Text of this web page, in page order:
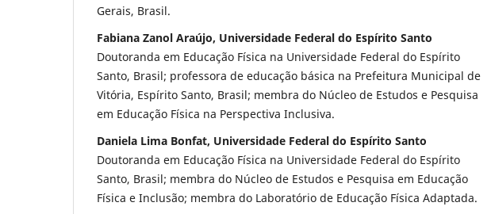
Gerais, Brasil.
Fabiana Zanol Araújo, Universidade Federal do Espírito Santo
Doutoranda em Educação Física na Universidade Federal do Espírito
Santo, Brasil; professora de educação básica na Prefeitura Municipal de
Vitória, Espírito Santo, Brasil; membra do Núcleo de Estudos e Pesquisa
em Educação Física na Perspectiva Inclusiva.
Daniela Lima Bonfat, Universidade Federal do Espírito Santo
Doutoranda em Educação Física na Universidade Federal do Espírito
Santo, Brasil; membra do Núcleo de Estudos e Pesquisa em Educação
Física e Inclusão; membra do Laboratório de Educação Física Adaptada.